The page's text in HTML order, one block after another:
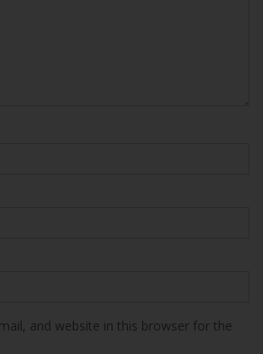
and website in this browser for the